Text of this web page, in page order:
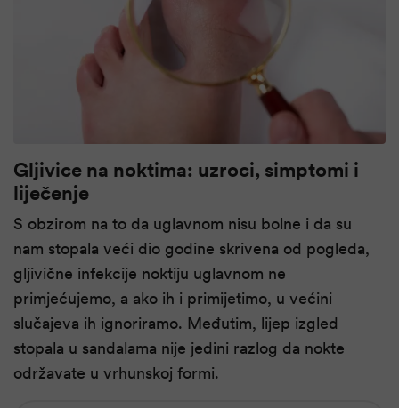
Gljivice na noktima: uzroci, simptomi i
liječenje
S obzirom na to da uglavnom nisu bolne i da su
nam stopala veći dio godine skrivena od pogleda,
gljivične infekcije noktiju uglavnom ne
primjećujemo, a ako ih i primijetimo, u većini
slučajeva ih ignoriramo. Međutim, lijep izgled
stopala u sandalama nije jedini razlog da nokte
održavate u vrhunskoj formi.